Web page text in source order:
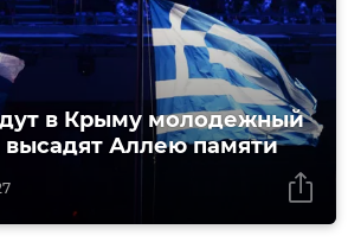
в Крыму молодежный
высадят Аллею памяти